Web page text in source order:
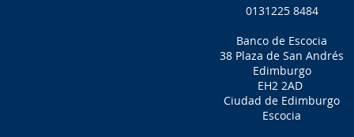
0131225 8484
Banco de Escocia
38 Plaza de San Andrés
Edimburgo
EH2 2AD
Ciudad de Edimburgo
Escocia